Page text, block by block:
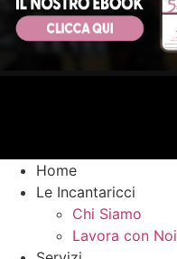
Home
Le Incantaricci
Chi Siamo
Lavora con Noi